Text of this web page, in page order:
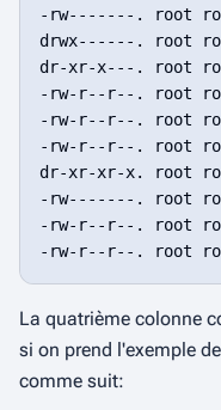
-rw-------. root root
drwx------. root
dr-xr-x---. root
-rw-r--r--. root root
-rw-r--r--. root root
-rw-r--r--. root root
dr-xr-xr-x. root
-rw-------. root root
-rw-r--r--. root root
La quatrième colonne
si on prend l'exemple
comme suit: